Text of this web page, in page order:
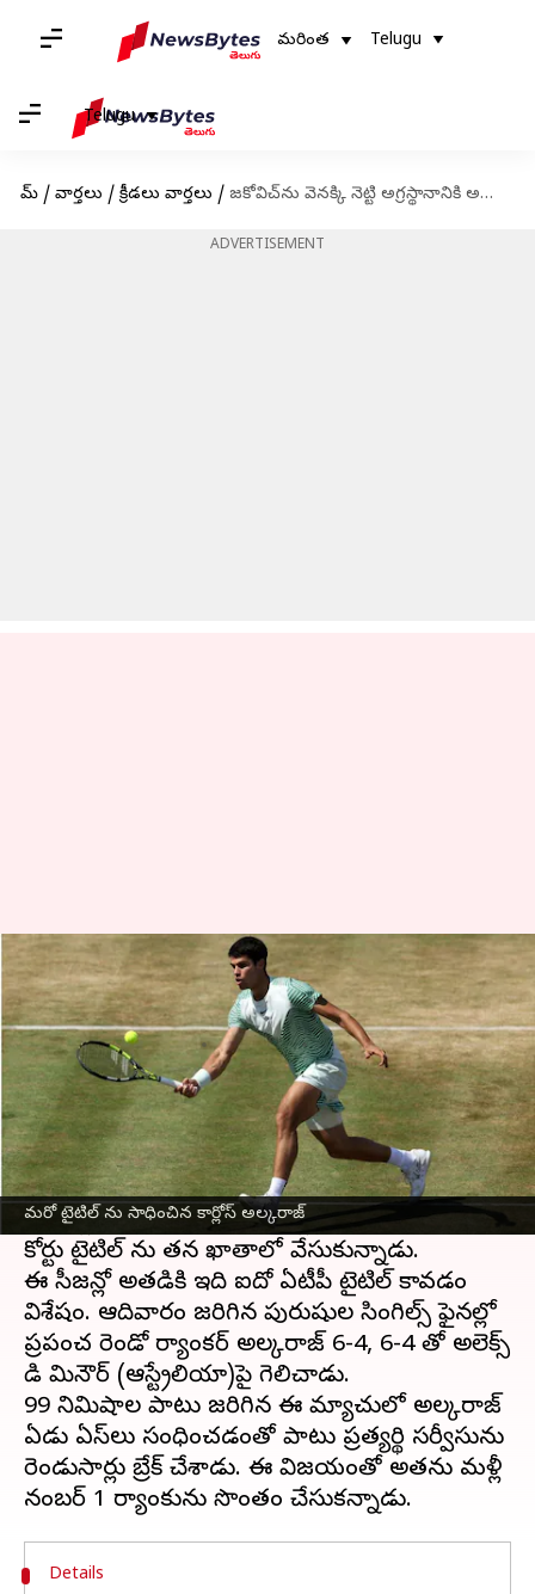
మరింత Telugu
Telugu
హోమ్ / వార్తలు / క్రీడలు వార్తలు / జకోవిచ్‌ను వెనక్కి నెట్టి అగ్రస్థానానికి అల్కరాజ్.. గ్రాస్ కోర్టుపై తొలి టైటిల్
ADVERTISEMENT
మరో టైటిల్ ను సాధించిన కార్లోస్ అల్కరాజ్
జకోవిచ్‌ను వెనక్కి నెట్టి అగ్రస్థానానికి
అల్కరాజ్.. గ్రాస్ కోర్టుపై తొలి టైటిల్
వ్రాసిన వారు Jayachandra Akuri Jun 26, 2023 12:50 pm
ఈ వార్తాకథనం ఏంటి
టెన్నిస్‌ లో నయా సంచలనంగా పేరొందినకార్లోస్
అల్కరాజ్మరో టైటిల్‌ను సాధించి సత్తా చాటాడు.
క్వీన్స్ క్ల‌బ్ ఛాంపియన్‌షిప్ ఫైనల్లో గెలిచి తొలి గ్రాస్
కోర్టు టైటిల్ ను తన ఖాతాలో వేసుకున్నాడు.
ఈ సీజన్లో అతడికి ఇది ఐదో ఏటీపీ టైటిల్ కావడం
విశేషం. ఆదివారం జరిగిన పురుషుల సింగిల్స్ ఫైనల్లో
ప్రపంచ రెండో ర్యాంకర్ అల్కరాజ్ 6-4, 6-4 తో అలెక్స్
డి మినౌర్ (ఆస్ట్రేలియా)పై గెలిచాడు.
99 నిమిషాల పాటు జరిగిన ఈ మ్యాచులో అల్కరాజ్
ఏడు ఏస్‌లు సంధించడంతో పాటు ప్రత్యర్థి సర్వీసును
రెండుసార్లు బ్రేక్ చేశాడు. ఈ విజయంతో అతను మళ్లీ
Details